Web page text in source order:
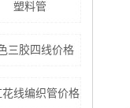
塑料管
三胶四线价格
花线编织管价格